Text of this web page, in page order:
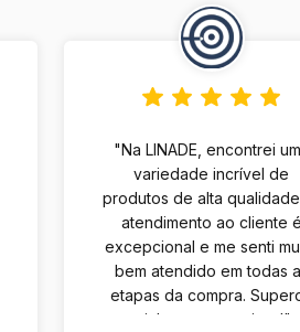
"Na LINADE, encontrei
variedade incrível de
produtos de alta
atendimento ao cliente é
excepcional e me senti
bem atendido em todas
etapas da compra.
minhas expectativas!"